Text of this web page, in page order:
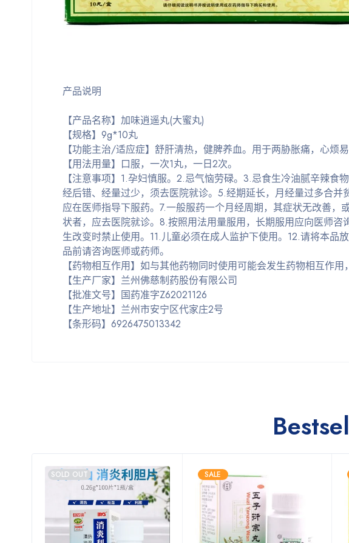
产品说明
【产品名称】加味逍遥丸(大蜜丸)
【规格】9g*10丸
【功能主治/适应症】舒肝清热，健脾养血。用于两胁胀痛，心烦
【用法用量】口服，一次1丸，一日2次。
【注意事项】1.孕妇慎服。2.忌气恼劳碌。3.忌食生冷油腻辛辣
经后错、经量过少，须去医院就诊。5.经期延长，月经量过多合
应在医师指导下服药。7.一般服药一个月经周期，其症状无改善
状者，应去医院就诊。8.按照用法用量服用，长期服用应向医师
生改变时禁止使用。11.儿童必须在成人监护下使用。12.请将本
品前请咨询医师或药师。
【药物相互作用】如与其他药物同时使用可能会发生药物相互作用
【生产厂家】兰州佛慈制药股份有限公司
【批准文号】国药准字Z62021126
【生产地址】兰州市安宁区代家庄2号
【条形码】6926475013342
SOLD OUT SALE